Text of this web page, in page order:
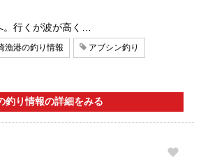
行くが波が高く…
漁港の釣り情報 アブシン釣り
釣り情報の詳細をみる